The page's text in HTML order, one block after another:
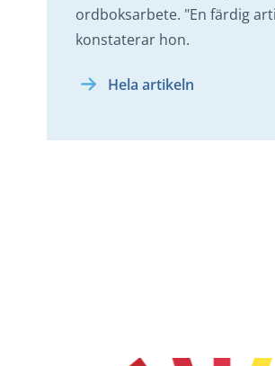
ordboksarbete. "En färdig
konstaterar hon.
Hela artikeln